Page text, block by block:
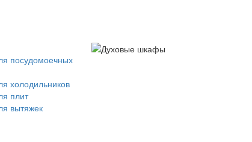
посудомоечных
холодильников
плит
вытяжек